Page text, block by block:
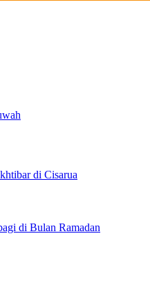
di Cisarua
di Bulan Ramadan